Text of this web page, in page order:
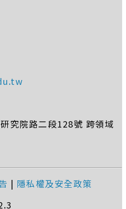
究院路二段128號 跨領域
| 隱私權及安全政策